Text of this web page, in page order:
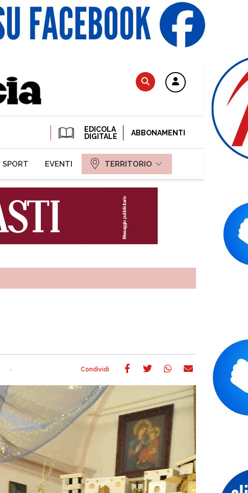
EDICOLA
DIGITALE
ABBONAMENTI
SPORT EVENTI TERRITORIO